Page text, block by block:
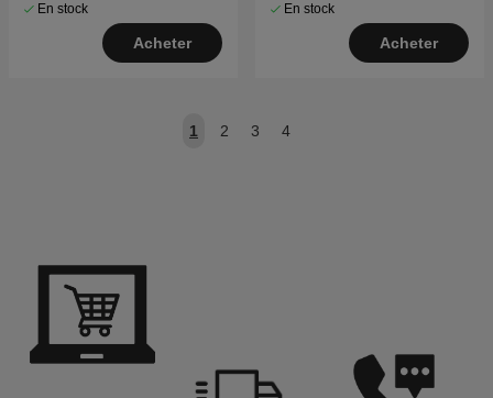
En stock
Acheter
En stock
Acheter
1 2 3 4